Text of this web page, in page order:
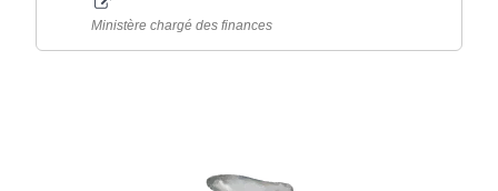
Ministère chargé des finances